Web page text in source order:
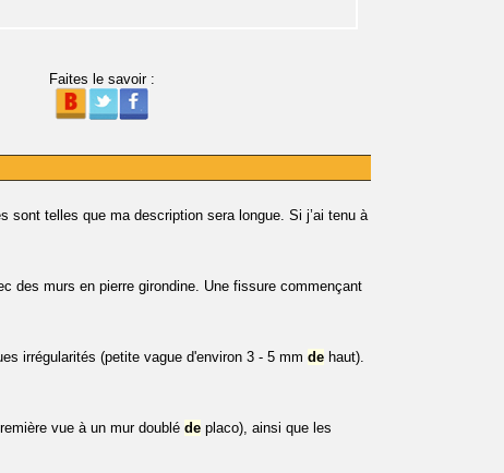
Faites le savoir :
sont telles que ma description sera longue. Si j’ai tenu à
des murs en pierre girondine. Une fissure commençant
irrégularités (petite vague d'environ 3 - 5 mm de haut).
vue à un mur doublé de placo), ainsi que les